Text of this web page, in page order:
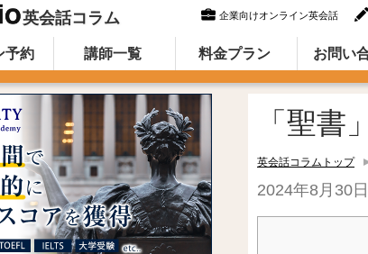
英会話コラム 企業向けオンライン英会話
ン英会話のWeblio英会話コラム（英語での言い方
予約 講師一覧 料金プラン お問い
「聖書
英会話コラムトップ
2024年8月30日